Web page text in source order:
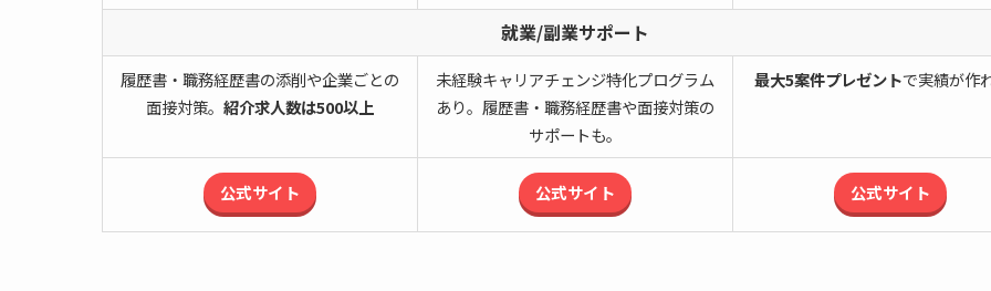
就業/副業サポート
履歴書・職務経歴書の添削や企業ごとの
面接対策。 紹介求人数は500以上
未経験キャリアチェンジ特化プログラム
あり。履歴書・職務経歴書や面接対策の
サポートも。
最大5案件プレゼントで実績が作
公式サイト 公式サイト 公式サイト